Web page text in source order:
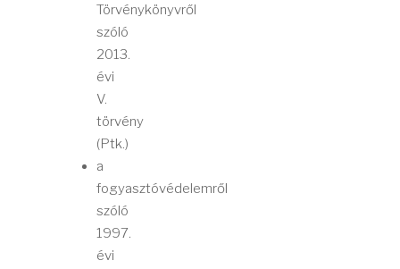
Törvénykönyvről
szóló
2013.
évi
V.
törvény
(Ptk.)
a
fogyasztóvédelemről
szóló
1997.
évi